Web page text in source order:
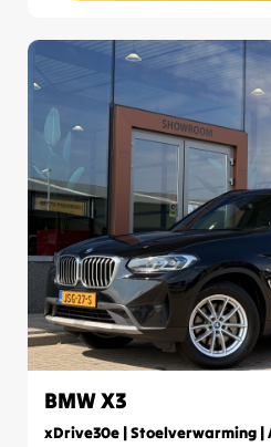
BMW X3
xDrive30e | Stoelverwarming